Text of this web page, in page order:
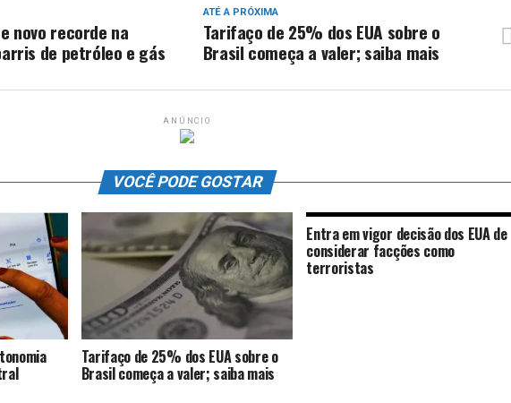
ATÉ A PRÓXIMA
Tarifaço de 25% dos EUA sobre o
Brasil começa a valer; saiba mais
novo recorde na
de petróleo e gás
ANÚNCIO
VOCÊ PODE GOSTAR
Tarifaço de 25% dos EUA sobre o
Brasil começa a valer; saiba mais
Entra em vigor decisão dos EUA de
considerar facções como
terroristas